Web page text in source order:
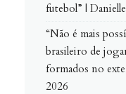
futebol” |
“Não é mais
brasileiro de
formados no
2026